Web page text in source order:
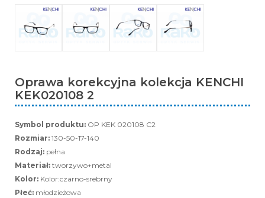
Oprawa korekcyjna kolekcja KENCHI
KEK020108 2
Symbol produktu: OP KEK 020108 C2
Rozmiar: 130-50-17-140
Rodzaj: pełna
Materiał: tworzywo+metal
Kolor: Kolor:czarno-srebrny
Płeć: młodzieżowa